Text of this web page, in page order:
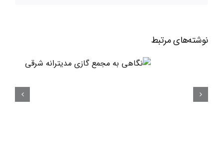
نوشته‌‌های مرتبط